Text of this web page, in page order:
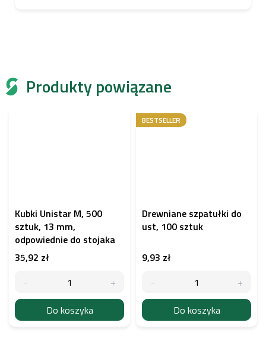
Produkty powiązane
Kubki Unistar M, 500
sztuk, 13 mm,
odpowiednie do stojaka
35,92 zł
Do koszyka
BESTSELLER
Drewniane szpatułki do
ust, 100 sztuk
9,93 zł
Do koszyka